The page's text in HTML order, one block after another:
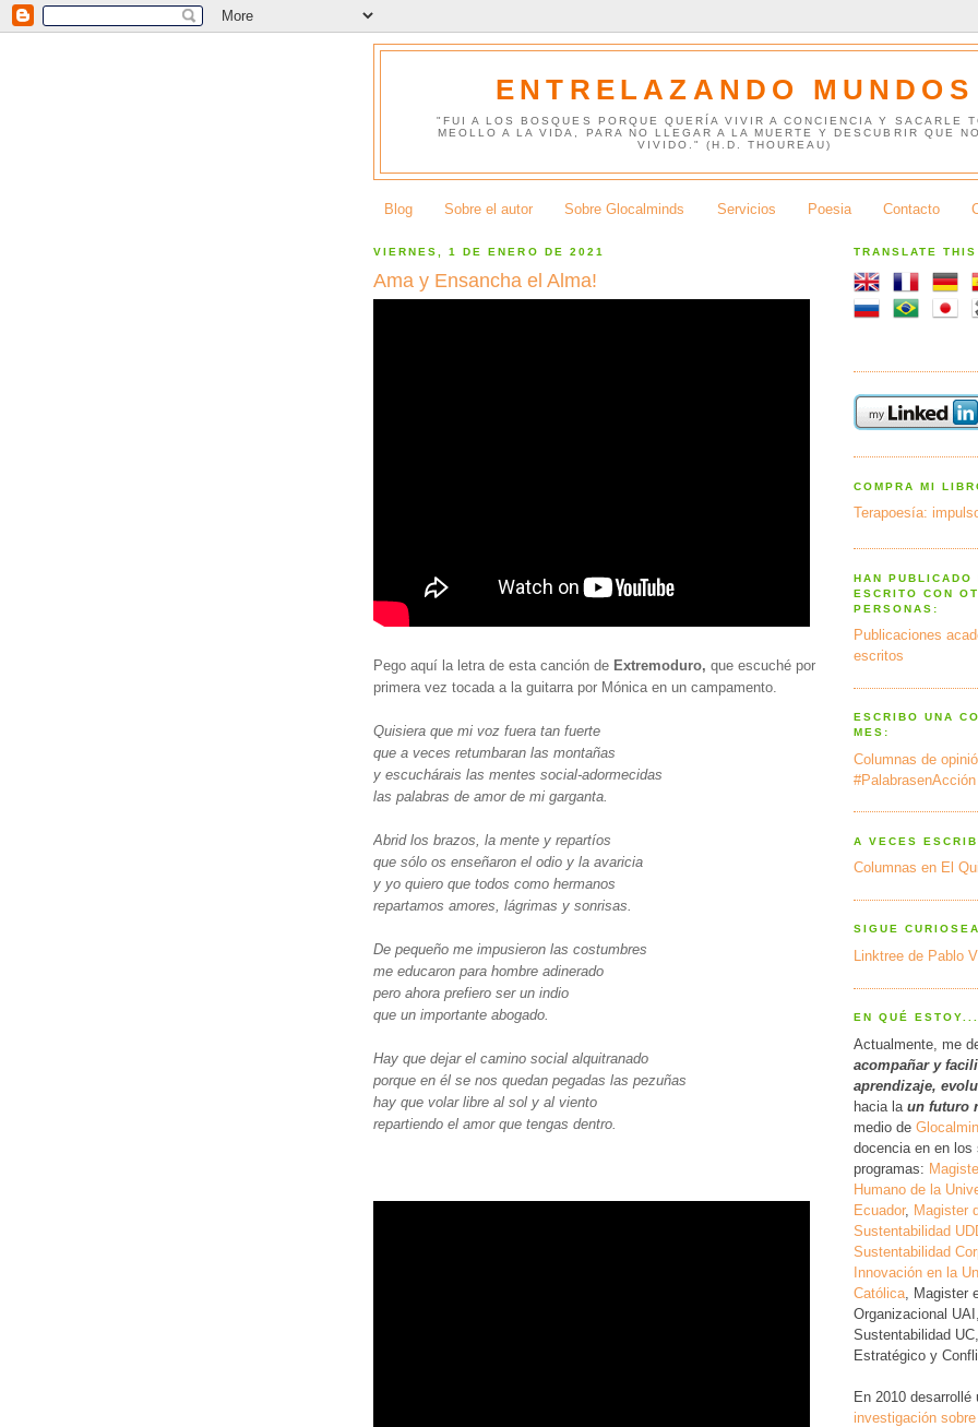
ENTRELAZANDO MUNDOS
"FUI A LOS BOSQUES PORQUE QUERÍA VIVIR A CONCIENCIA Y SACARLE
MEOLLO A LA VIDA, PARA NO LLEGAR A LA MUERTE Y DESCUBRIR QUE
VIVIDO." (H.D. THOUREAU)
Blog Sobre el autor Sobre Glocalminds Servicios Poesia Contacto
VIERNES, 1 DE ENERO DE 2021
Ama y Ensancha el Alma!
Pego aquí la letra de esta canción de Extremoduro, que escuché por
primera vez tocada a la guitarra por Mónica en un campamento.
Quisiera que mi voz fuera tan fuerte
que a veces retumbaran las montañas
y escuchárais las mentes social-adormecidas
las palabras de amor de mi garganta.
Abrid los brazos, la mente y repartíos
que sólo os enseñaron el odio y la avaricia
y yo quiero que todos como hermanos
repartamos amores, lágrimas y sonrisas.
De pequeño me impusieron las costumbres
me educaron para hombre adinerado
pero ahora prefiero ser un indio
que un importante abogado.
Hay que dejar el camino social alquitranado
porque en él se nos quedan pegadas las pezuñas
hay que volar libre al sol y al viento
repartiendo el amor que tengas dentro.
TRANSLATE
COMPRA MI
Terapoesía:
HAN PUBLICADO
ESCRITO CON
PERSONAS:
Publicaciones
escritos
ESCRIBO UNA
MES:
Columnas de
#PalabrasenAcción
A VECES
Columnas en El
SIGUE
Linktree de Pablo
EN QUÉ ESTOY...
Actualmente, me
acompañar y
aprendizaje,
hacia la un futuro
medio de
docencia en en los
programas:
Humano de la
Ecuador, Magister
Sustentabilidad
Sustentabilidad
Innovación en la
Católica , Magister
Organizacional
Sustentabilidad
Estratégico y
En 2010 desarrollé
investigación